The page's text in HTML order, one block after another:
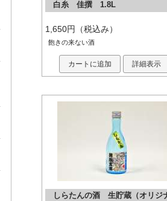
白糸 佳撰 1.8L
1,650円（税込み）
飽きの来ない酒
カートに追加 詳細表示
しらたんの酒 生貯蔵（オリジ